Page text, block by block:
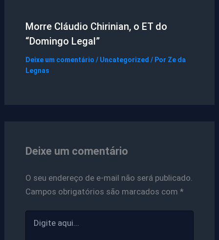
Morre Cláudio Chirinian, o ET do
“Domingo Legal”
Deixe um comentário / Uncategorized / Por Ze da
Legnas
Deixe um comentário
O seu endereço de e-mail não será publicado.
Campos obrigatórios são marcados com *
aqui...